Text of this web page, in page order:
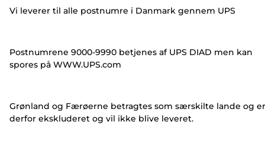
Vi leverer til alle postnumre i Danmark gennem UPS
Postnumrene 9000-9990 betjenes af UPS DIAD men kan
spores på WWW.UPS.com
Grønland og Færøerne betragtes som særskilte lande og er
derfor ekskluderet og vil ikke blive leveret.